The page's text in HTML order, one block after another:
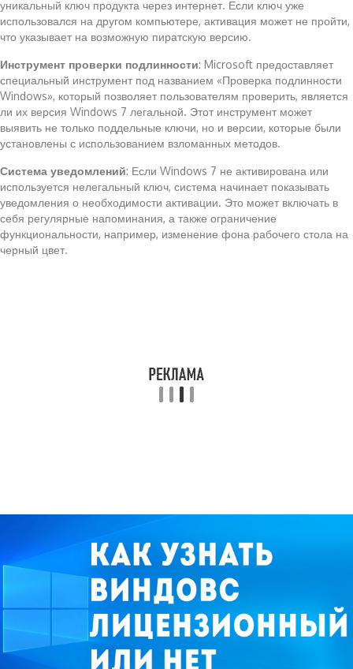
уникальный ключ продукта через интернет. Если ключ уже
использовался на другом компьютере, активация может не пройти,
что указывает на возможную пиратскую версию.
Инструмент проверки подлинности: Microsoft предоставляет
специальный инструмент под названием «Проверка подлинности
Windows», который позволяет пользователям проверить, является
ли их версия Windows 7 легальной. Этот инструмент может
выявить не только поддельные ключи, но и версии, которые были
установлены с использованием взломанных методов.
Система уведомлений: Если Windows 7 не активирована или
используется нелегальный ключ, система начинает показывать
уведомления о необходимости активации. Это может включать в
себя регулярные напоминания, а также ограничение
функциональности, например, изменение фона рабочего стола на
черный цвет.